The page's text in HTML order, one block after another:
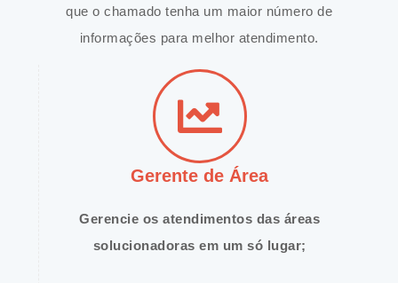
que o chamado tenha um maior número de
informações para melhor atendimento.
Gerente de Área
Gerencie os atendimentos das áreas
solucionadoras em um só lugar;